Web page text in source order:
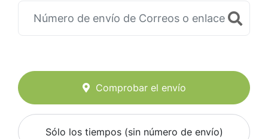
Comprobar el envío
Sólo los tiempos (sin número de envío)